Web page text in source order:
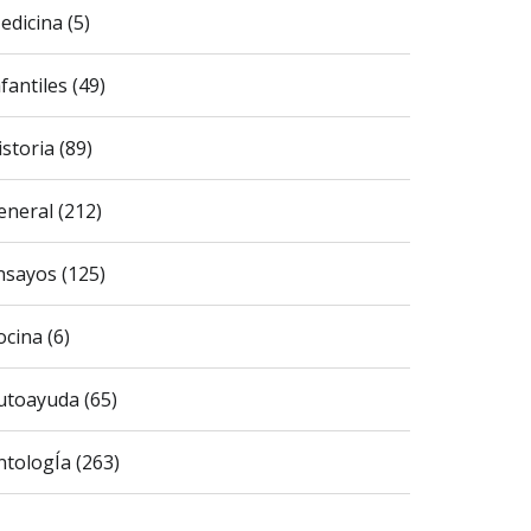
(5)
(49)
(89)
(212)
(125)
(6)
(65)
(263)